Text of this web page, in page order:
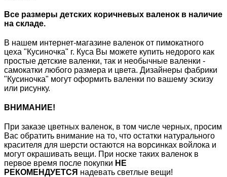
Все размеры детских коричневых валенок в наличие
на складе.
В нашем интернет-магазине валенок от пимокатного
цеха "Кусиночка" г. Куса Вы можете купить недорого как
простые детские валенки, так и необычные валенки -
самокатки любого размера и цвета. Дизайнеры фабрики
"Кусиночка" могут оформить валенки по вашему эскизу
или рисунку.
ВНИМАНИЕ!
При заказе цветных валенок, в том числе черных, просим
Вас обратить внимание на то, что остатки натурального
красителя для шерсти остаются на ворсинках войлока и
могут окрашивать вещи. При носке таких валенок в
первое время после покупки НЕ
РЕКОМЕНДУЕТСЯ надевать светлые вещи!